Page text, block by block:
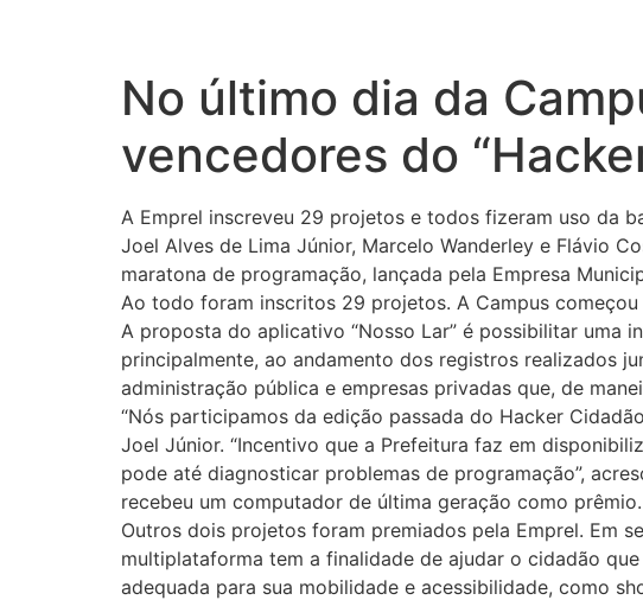
No último dia da
vencedores do
A Emprel inscreveu 29 projetos e todos fizeram uso da
Joel Alves de Lima Júnior, Marcelo Wanderley e Flávio
maratona de programação, lançada pela Empresa
Ao todo foram inscritos 29 projetos. A Campus
A proposta do aplicativo “Nosso Lar” é possibilitar uma
principalmente, ao andamento dos registros realizados
administração pública e empresas privadas que, de
“Nós participamos da edição passada do Hacker
Joel Júnior. “Incentivo que a Prefeitura faz em
pode até diagnosticar problemas de programação”,
recebeu um computador de última geração como prêmio.
Outros dois projetos foram premiados pela Emprel. Em
multiplataforma tem a finalidade de ajudar o cidadão
adequada para sua mobilidade e acessibilidade, como